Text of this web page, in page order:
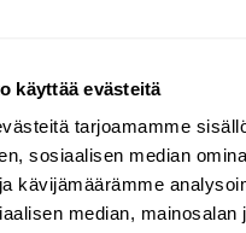
käyttää evästeitä
tarjoamamme
sosiaalisen median
kävijämäärämme
median, mainosalan